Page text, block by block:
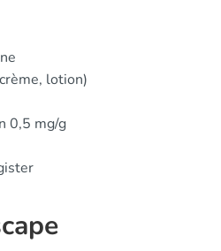
lotion)
0,5 mg/g